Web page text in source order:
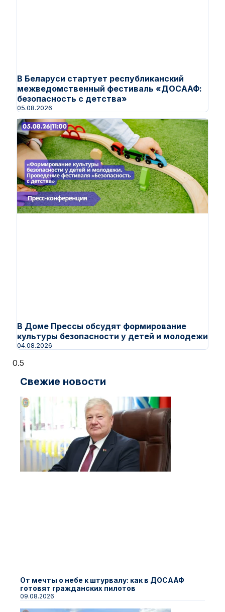
В Беларуси стартует республиканский
межведомственный фестиваль «ДОСААФ:
безопасность с детства»
05.08.2026
В Доме Прессы обсудят формирование
культуры безопасности у детей и молодежи
04.08.2026
Свежие новости
От мечты о небе к штурвалу: как в ДОСААФ
готовят гражданских пилотов
09.08.2026